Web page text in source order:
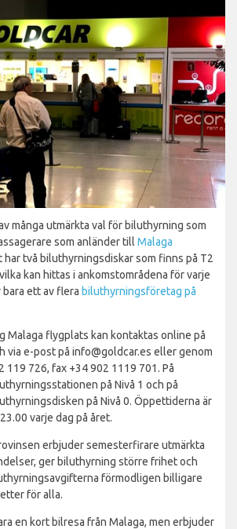
många utmärkta val för biluthyrning som
som anländer till Malaga
har två biluthyrningsdiskar som finns på T2
kan hittas i ankomstområdena för varje
bara ett av flera biluthyrningsföretag på
Malaga flygplats kan kontaktas online på
via e-post på info@goldcar.es eller genom
119 726, fax +34 902 1119 701. På
på Nivå 1 och på
på Nivå 0. Öppettiderna är
varje dag på året.
erbjuder semesterfirare utmärkta
ger biluthyrning större frihet och
förmodligen billigare
för alla.
en kort bilresa från Malaga, men erbjuder